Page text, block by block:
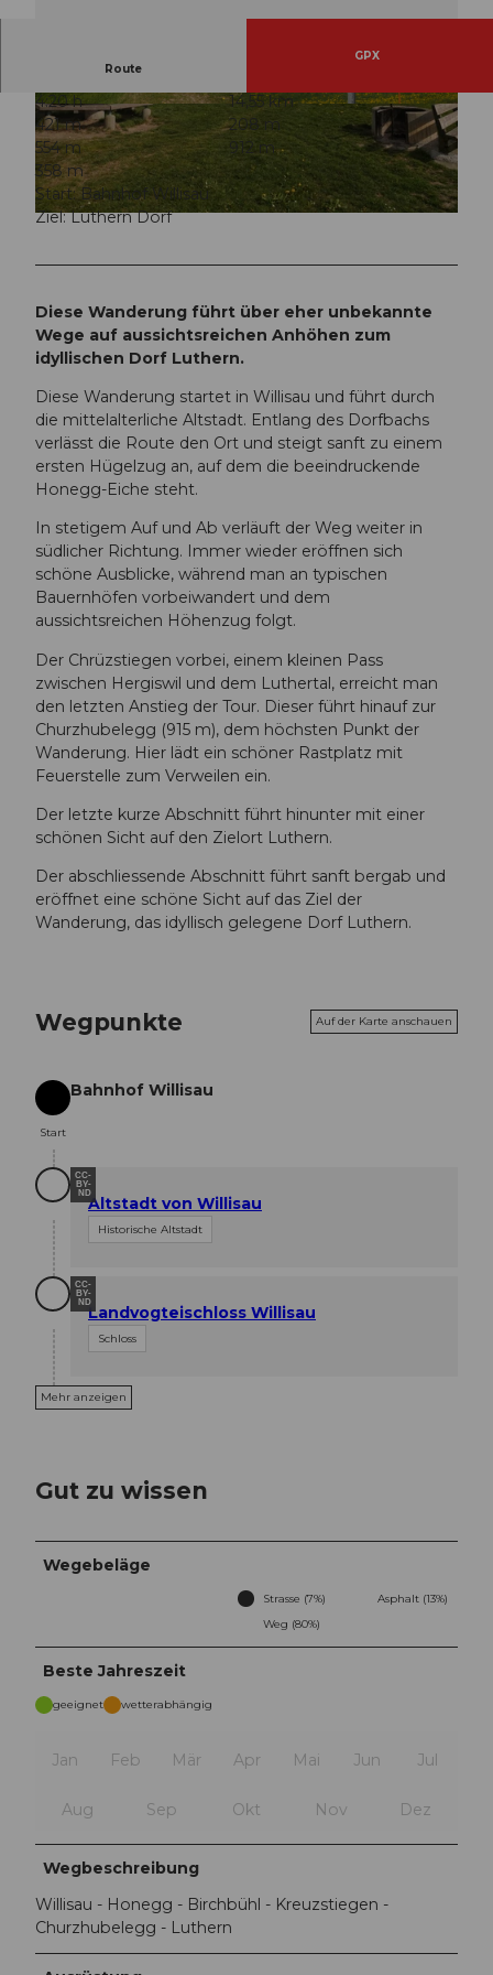
© Willisau Tourismus, Willisau Tourismus
© Willisau Tourismus, Willisau Tourismus © Willisau Tourismus, Willisau Tourismus
Route
GPX
4:20 h
14,55 km
421 m
208 m
554 m
912 m
358 m
Start: Bahnhof Willisau
Ziel: Luthern Dorf
Diese Wanderung führt über eher unbekannte
Wege auf aussichtsreichen Anhöhen zum
idyllischen Dorf Luthern.
Diese Wanderung startet in Willisau und führt durch
die mittelalterliche Altstadt. Entlang des Dorfbachs
verlässt die Route den Ort und steigt sanft zu einem
ersten Hügelzug an, auf dem die beeindruckende
Honegg-Eiche steht.
In stetigem Auf und Ab verläuft der Weg weiter in
südlicher Richtung. Immer wieder eröffnen sich
schöne Ausblicke, während man an typischen
Bauernhöfen vorbeiwandert und dem
aussichtsreichen Höhenzug folgt.
Der Chrüzstiegen vorbei, einem kleinen Pass
zwischen Hergiswil und dem Luthertal, erreicht man
den letzten Anstieg der Tour. Dieser führt hinauf zur
Churzhubelegg (915 m), dem höchsten Punkt der
Wanderung. Hier lädt ein schöner Rastplatz mit
Feuerstelle zum Verweilen ein.
Der letzte kurze Abschnitt führt hinunter mit einer
schönen Sicht auf den Zielort Luthern.
Der abschliessende Abschnitt führt sanft bergab und
eröffnet eine schöne Sicht auf das Ziel der
Wanderung, das idyllisch gelegene Dorf Luthern.
Wegpunkte Auf der Karte anschauen
Start
Start
Bahnhof Willisau
CC-
BY-
NDAltstadt von Willisau
Historische Altstadt
CC-
BY-
NDLandvogteischloss Willisau
Schloss
Mehr anzeigen
Gut zu wissen
Wegebeläge
Strasse (7%)
Asphalt (13%)
Weg (80%)
Beste Jahreszeit
geeignet wetterabhängig
Jan Feb Mär Apr Mai Jun Jul
Aug Sep Okt Nov Dez
Wegbeschreibung
Willisau - Honegg - Birchbühl - Kreuzstiegen -
Churzhubelegg - Luthern